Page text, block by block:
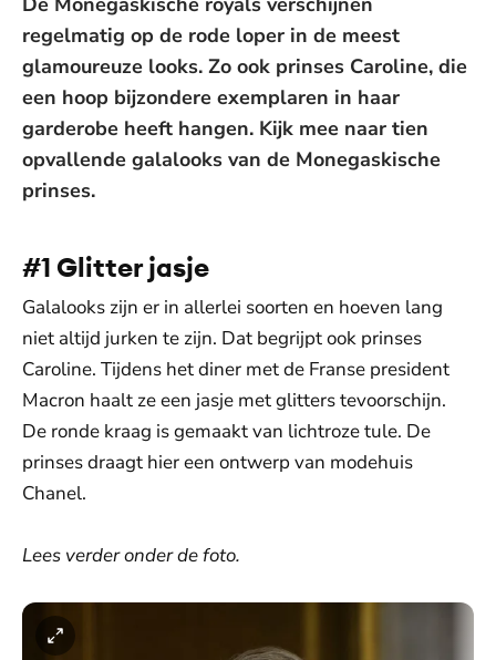
regelmatig op de rode loper in de meest
glamoureuze looks. Zo ook prinses Caroline, die
een hoop bijzondere exemplaren in haar
garderobe heeft hangen. Kijk mee naar tien
opvallende galalooks van de Monegaskische
prinses.
#1 Glitter jasje
Galalooks zijn er in allerlei soorten en hoeven lang
niet altijd jurken te zijn. Dat begrijpt ook prinses
Caroline. Tijdens het diner met de Franse president
Macron haalt ze een jasje met glitters tevoorschijn.
De ronde kraag is gemaakt van lichtroze tule. De
prinses draagt hier een ontwerp van modehuis
Chanel.
Lees verder onder de foto.